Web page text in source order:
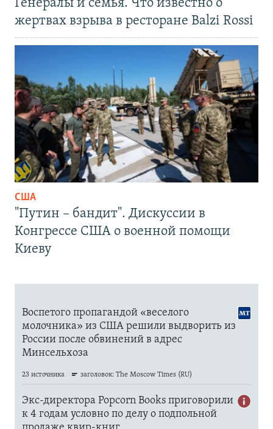
Генералы и семья. Что известно о
жертвах взрыва в ресторане Balzi Rossi
США
"Путин – бандит". Дискуссии в
Конгрессе США о военной помощи
Киеву